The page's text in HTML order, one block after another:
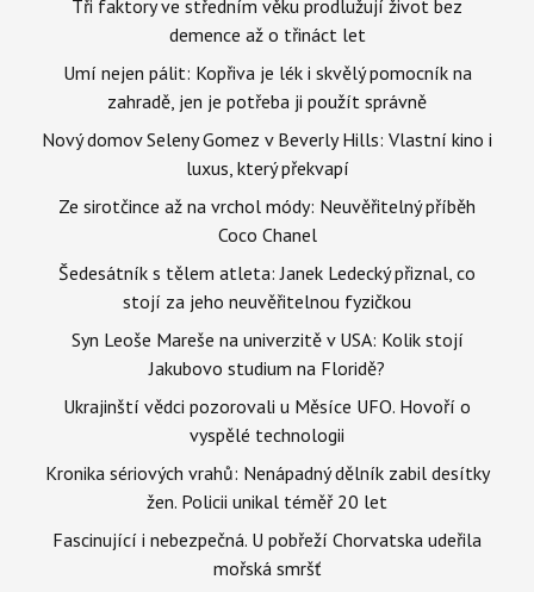
Tři faktory ve středním věku prodlužují život bez
demence až o třináct let
Umí nejen pálit: Kopřiva je lék i skvělý pomocník na
zahradě, jen je potřeba ji použít správně
Nový domov Seleny Gomez v Beverly Hills: Vlastní kino i
luxus, který překvapí
Ze sirotčince až na vrchol módy: Neuvěřitelný příběh
Coco Chanel
Šedesátník s tělem atleta: Janek Ledecký přiznal, co
stojí za jeho neuvěřitelnou fyzičkou
Syn Leoše Mareše na univerzitě v USA: Kolik stojí
Jakubovo studium na Floridě?
Ukrajinští vědci pozorovali u Měsíce UFO. Hovoří o
vyspělé technologii
Kronika sériových vrahů: Nenápadný dělník zabil desítky
žen. Policii unikal téměř 20 let
Fascinující i nebezpečná. U pobřeží Chorvatska udeřila
mořská smršť